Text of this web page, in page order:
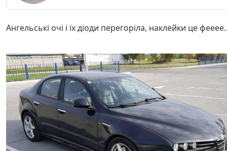
Ангельські очі і їх діоди перегоріла, наклейки це